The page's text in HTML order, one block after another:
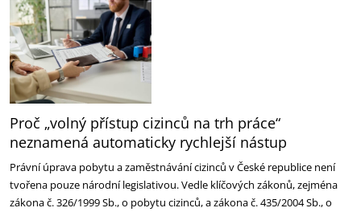
Proč „volný přístup cizinců na trh práce“
neznamená automaticky rychlejší nástup
Právní úprava pobytu a zaměstnávání cizinců v České republice není
tvořena pouze národní legislativou. Vedle klíčových zákonů, zejména
zákona č. 326/1999 Sb., o pobytu cizinců, a zákona č. 435/2004 Sb., o